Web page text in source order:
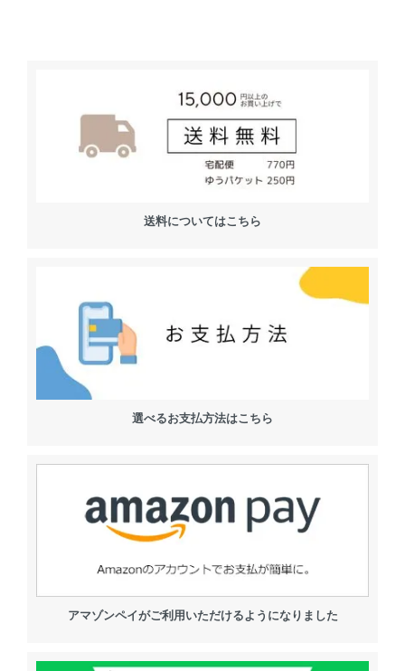
送料についてはこちら
選べるお支払方法はこちら
アマゾンペイがご利用いただけるようになりました